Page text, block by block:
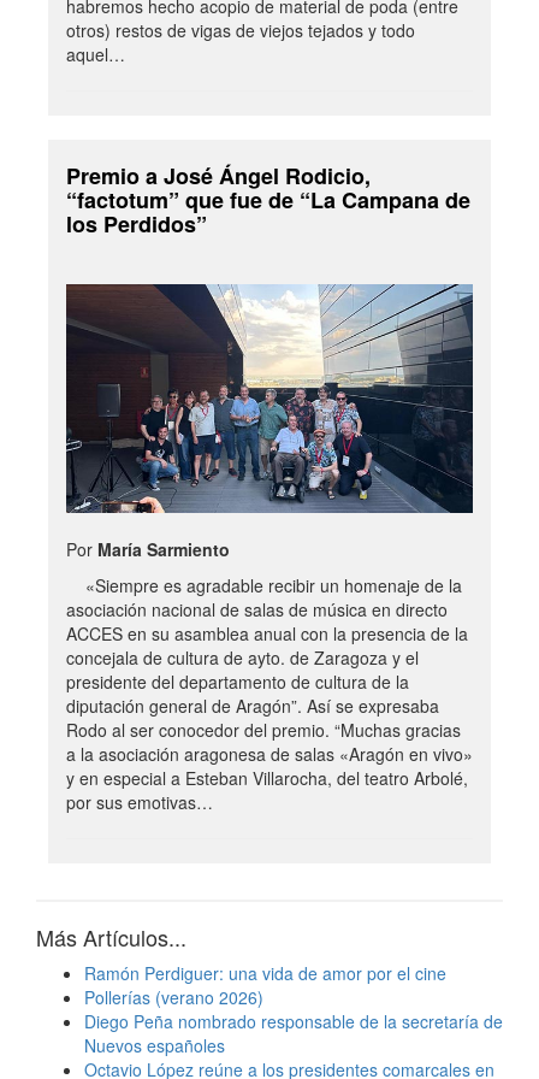
habremos hecho acopio de material de poda (entre
otros) restos de vigas de viejos tejados y todo
aquel…
Premio a José Ángel Rodicio,
“factotum” que fue de “La Campana de
los Perdidos”
Por María Sarmiento
«Siempre es agradable recibir un homenaje de la
asociación nacional de salas de música en directo
ACCES en su asamblea anual con la presencia de la
concejala de cultura de ayto. de Zaragoza y el
presidente del departamento de cultura de la
diputación general de Aragón”. Así se expresaba
Rodo al ser conocedor del premio. “Muchas gracias
a la asociación aragonesa de salas «Aragón en vivo»
y en especial a Esteban Villarocha, del teatro Arbolé,
por sus emotivas…
Más Artículos...
Ramón Perdiguer: una vida de amor por el cine
Pollerías (verano 2026)
Diego Peña nombrado responsable de la secretaría de
Nuevos españoles
Octavio López reúne a los presidentes comarcales en